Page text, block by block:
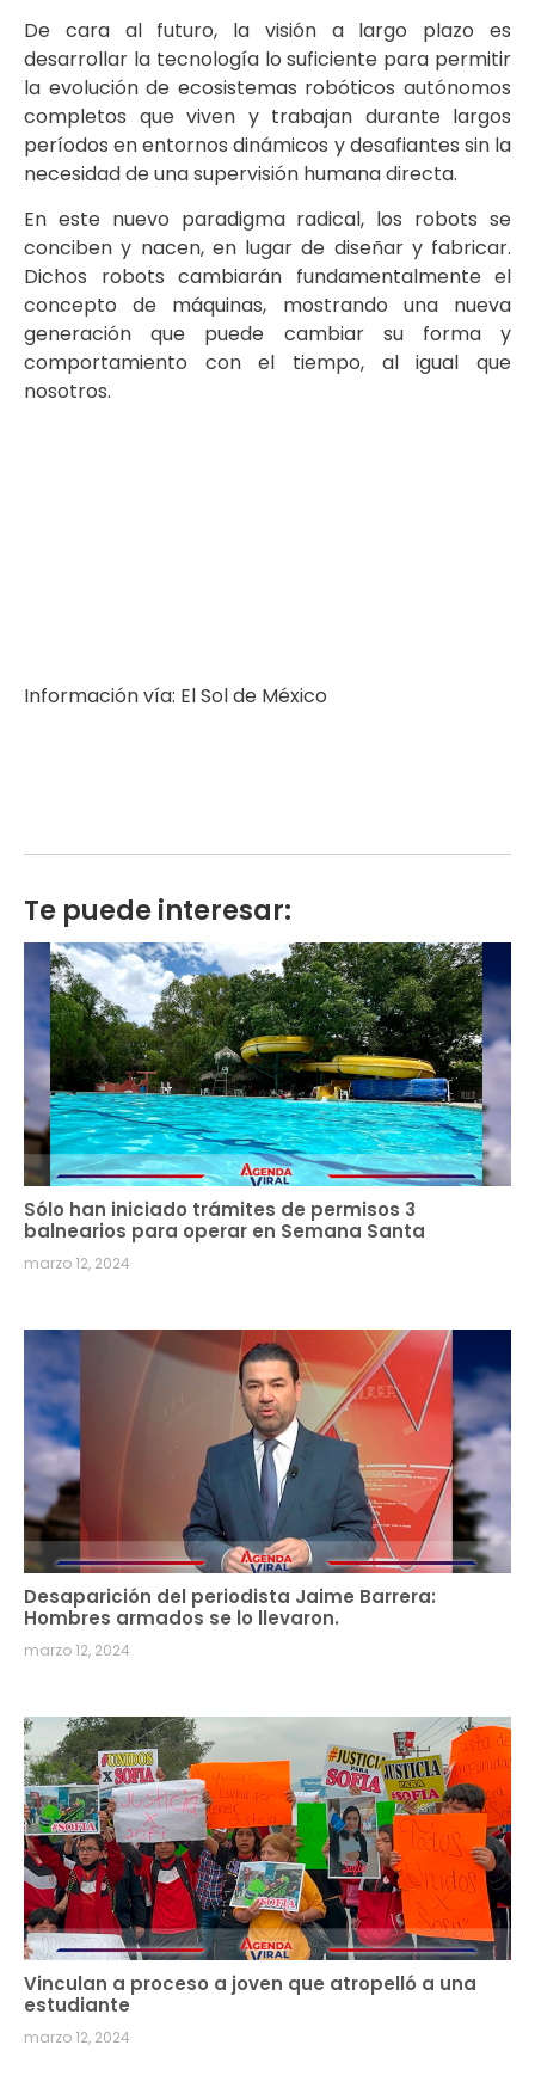
De cara al futuro, la visión a largo plazo es
desarrollar la tecnología lo suficiente para permitir
la evolución de ecosistemas robóticos autónomos
completos que viven y trabajan durante largos
períodos en entornos dinámicos y desafiantes sin la
necesidad de una supervisión humana directa.
En este nuevo paradigma radical, los robots se
conciben y nacen, en lugar de diseñar y fabricar.
Dichos robots cambiarán fundamentalmente el
concepto de máquinas, mostrando una nueva
generación que puede cambiar su forma y
comportamiento con el tiempo, al igual que
nosotros.
Información vía: El Sol de México
Te puede interesar:
Sólo han iniciado trámites de permisos 3
balnearios para operar en Semana Santa
marzo 12, 2024
Desaparición del periodista Jaime Barrera:
Hombres armados se lo llevaron.
marzo 12, 2024
Vinculan a proceso a joven que atropelló a una
estudiante
marzo 12, 2024